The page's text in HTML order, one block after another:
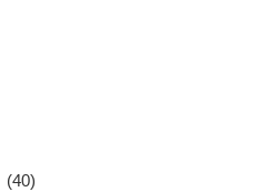
(40)